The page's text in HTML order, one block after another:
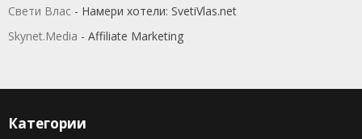
Свети Влас - Намери хотели: SvetiVlas.net
Skynet.Media - Affiliate Marketing
Категории